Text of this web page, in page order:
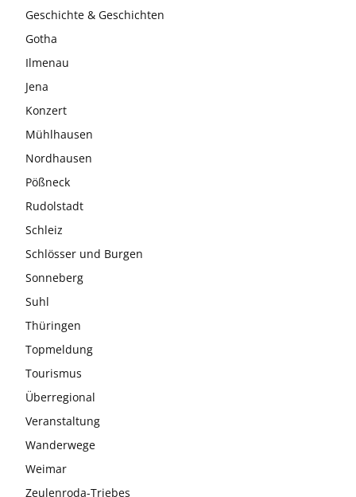
Geschichte & Geschichten
Gotha
Ilmenau
Jena
Konzert
Mühlhausen
Nordhausen
Pößneck
Rudolstadt
Schleiz
Schlösser und Burgen
Sonneberg
Suhl
Thüringen
Topmeldung
Tourismus
Überregional
Veranstaltung
Wanderwege
Weimar
Zeulenroda-Triebes